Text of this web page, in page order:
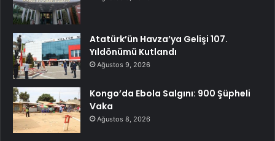
Atatürk’ün Havza’ya Gelişi 107.
Yıldönümü Kutlandı
Ağustos 9, 2026
Kongo’da Ebola Salgını: 900 Şüpheli
Vaka
Ağustos 8, 2026